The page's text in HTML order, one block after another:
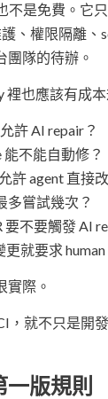
不是免費。它
、權限隔離、
團隊的待辦。
裡也應該有成本
許 AI repair？
不能自動修？
許 agent 直接
多嘗試幾次？
要不要觸發 AI
就要求 human
實際。
，就不只是開
版規則